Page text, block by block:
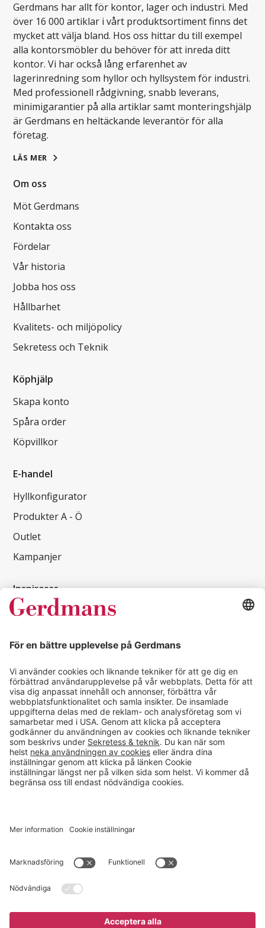
3 945 kr
Gerdmans har allt för kontor, lager och industri. Med
över 16 000 artiklar i vårt produktsortiment finns det
mycket att välja bland. Hos oss hittar du till exempel
alla kontorsmöbler du behöver för att inreda ditt
kontor. Vi har också lång erfarenhet av
lagerinredning som hyllor och hyllsystem för industri.
Med professionell rådgivning, snabb leverans,
minimigarantier på alla artiklar samt monteringshjälp
är Gerdmans en heltäckande leverantör för alla
företag.
LÄS MER
Om oss
Möt Gerdmans
Kontakta oss
Fördelar
Vår historia
Jobba hos oss
Hållbarhet
Kvalitets- och miljöpolicy
Sekretess och Teknik
Köphjälp
Skapa konto
Spåra order
Köpvillkor
E-handel
Hyllkonfigurator
Produkter A - Ö
Outlet
Kampanjer
Inspireras
Kundcase
Läsvärt
Kontakt
info@gerdmans.se
0433-740 80
Kundservice öppettider
Vardagar 07.30-17.00
© 2026 Gerdmans Inredningar AB Alla priser är exklusive moms.
Cookie inställningar